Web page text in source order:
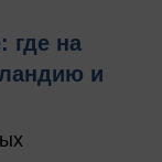
где на
и